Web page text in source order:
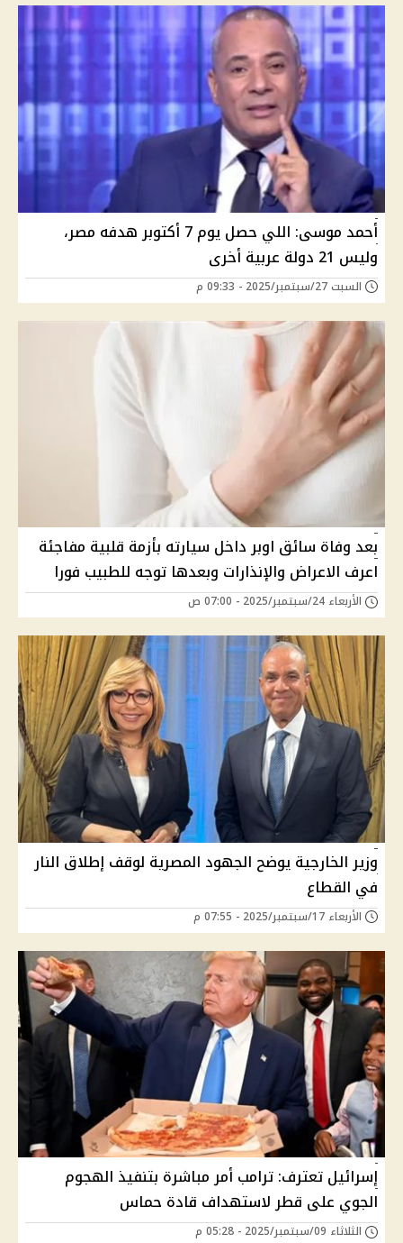
أحمد موسى: اللي حصل يوم 7 أكتوبر هدفه مصر،
وليس 21 دولة عربية أخرى
السبت 27/سبتمبر/2025 - 09:33 م
بعد وفاة سائق اوبر داخل سيارته بأزمة قلبية مفاجئة
اعرف الاعراض والإنذارات وبعدها توجه للطبيب فورا
الأربعاء 24/سبتمبر/2025 - 07:00 ص
وزير الخارجية يوضح الجهود المصرية لوقف إطلاق النار
في القطاع
الأربعاء 17/سبتمبر/2025 - 07:55 م
إسرائيل تعترف: ترامب أمر مباشرة بتنفيذ الهجوم
الجوي على قطر لاستهداف قادة حماس
الثلاثاء 09/سبتمبر/2025 - 05:28 م